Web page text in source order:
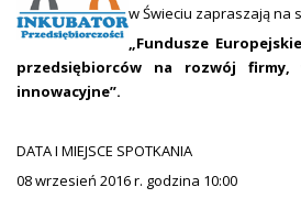
w Świeciu zapraszają na
„Fundusze
przedsiębiorców na rozwój
innowacyjne”.
DATA I MIEJSCE SPOTKANIA
08 wrzesień 2016 r. godzina 10:00